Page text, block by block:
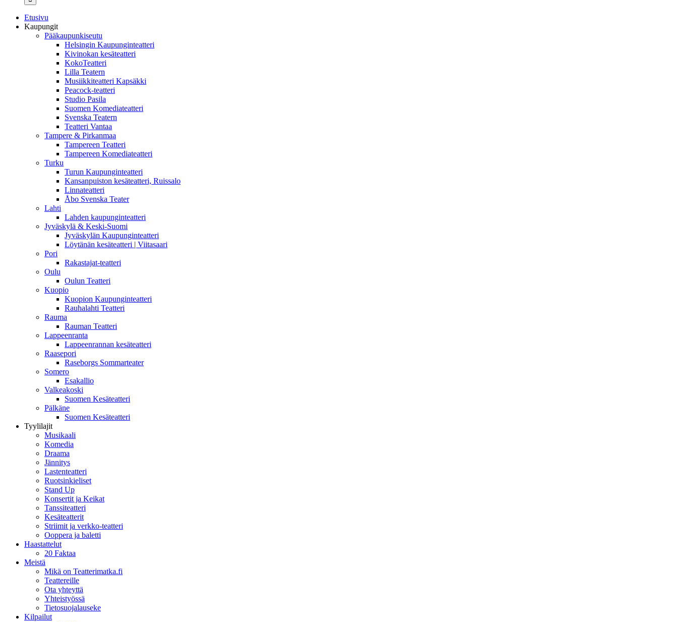
Etusivu
Kaupungit
Pääkaupunkiseutu
Helsingin Kaupunginteatteri
Kivinokan kesäteatteri
KokoTeatteri
Lilla Teatern
Musiikkiteatteri Kapsäkki
Peacock-teatteri
Studio Pasila
Suomen Komediateatteri
Svenska Teatern
Teatteri Vantaa
Tampere & Pirkanmaa
Tampereen Teatteri
Tampereen Komediateatteri
Turku
Turun Kaupunginteatteri
Kansanpuiston kesäteatteri, Ruissalo
Linnateatteri
Åbo Svenska Teater
Lahti
Lahden kaupunginteatteri
Jyväskylä & Keski-Suomi
Jyväskylän Kaupunginteatteri
Löytänän kesäteatteri | Viitasaari
Pori
Rakastajat-teatteri
Oulu
Oulun Teatteri
Kuopio
Kuopion Kaupunginteatteri
Rauhalahti Teatteri
Rauma
Rauman Teatteri
Lappeenranta
Lappeenrannan kesäteatteri
Raasepori
Raseborgs Sommarteater
Somero
Esakallio
Valkeakoski
Suomen Kesäteatteri
Pälkäne
Suomen Kesäteatteri
Tyylilajit
Musikaali
Komedia
Draama
Jännitys
Lastenteatteri
Ruotsinkieliset
Stand Up
Konsertit ja Keikat
Tanssiteatteri
Kesäteatterit
Striimit ja verkko-teatteri
Ooppera ja baletti
Haastattelut
20 Faktaa
Meistä
Mikä on Teatterimatka.fi
Teattereille
Ota yhteyttä
Yhteistyössä
Tietosuojalauseke
Kilpailut